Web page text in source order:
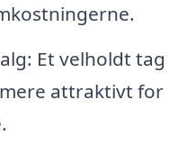
Et velholdt tag
attraktivt for